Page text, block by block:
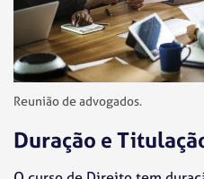
Reunião de advogados.
Duração e